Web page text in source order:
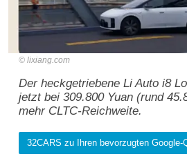
lixiang.com
Der heckgetriebene Li Auto i8
jetzt bei 309.800 Yuan (rund
mehr CLTC-Reichweite.
32CARS zu Ihren bevorzugten Google-